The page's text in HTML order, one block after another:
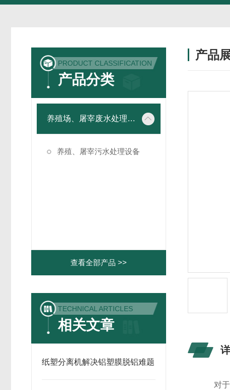
PRODUCT CLASSIFICATION
产品分类
养殖场、屠宰废水处理设备
养殖、屠宰污水处理设备
查看全部产品 >>
TECHNICAL ARTICLES
相关文章
纸塑分离机解决铝塑膜脱铝难题
产品
对